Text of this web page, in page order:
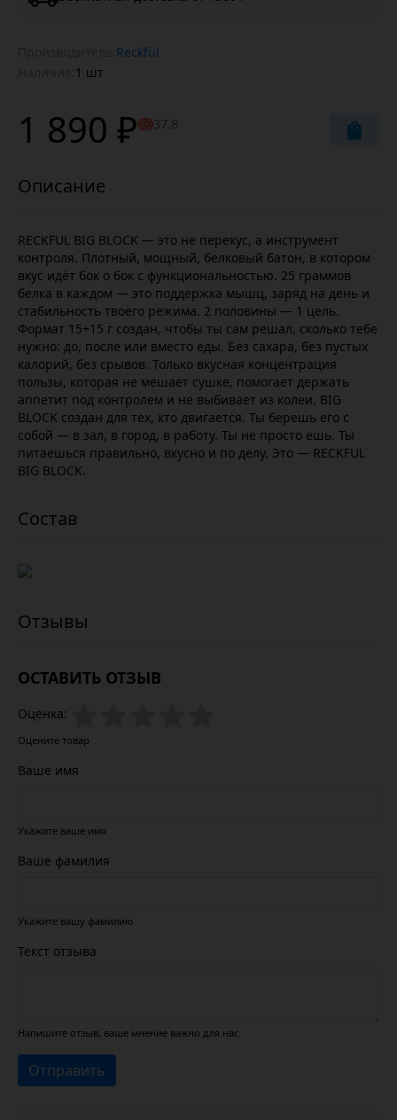
Reckful
1 шт
1 890 ₽ 37.8
RECKFUL BIG BLOCK — это не перекус, а инструмент
контроля. Плотный, мощный, белковый батон, в котором
вкус идёт бок о бок с функциональностью. 25 граммов
белка в каждом — это поддержка мышц, заряд на день и
стабильность твоего режима. 2 половины — 1 цель.
Формат 15+15 г создан, чтобы ты сам решал, сколько тебе
нужно: до, после или вместо еды. Без сахара, без пустых
калорий, без срывов. Только вкусная концентрация
пользы, которая не мешает сушке, помогает держать
аппетит под контролем и не выбивает из колеи. BIG
BLOCK создан для тех, кто двигается. Ты берешь его с
собой — в зал, в город, в работу. Ты не просто ешь. Ты
питаешься правильно, вкусно и по делу. Это — RECKFUL
BIG BLOCK.
ОСТАВИТЬ ОТЗЫВ
Оценка:
Оцените товар
Ваше имя
Укажите ваше имя
Ваше фамилия
Укажите вашу фамилию
Текст отзыва
Напишите отзыв, ваше мнение важно для нас.
Отправить